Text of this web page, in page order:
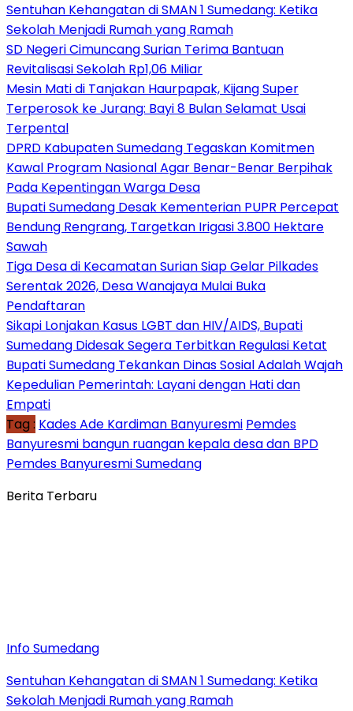
Sentuhan Kehangatan di SMAN 1 Sumedang: Ketika
Sekolah Menjadi Rumah yang Ramah
SD Negeri Cimuncang Surian Terima Bantuan
Revitalisasi Sekolah Rp1,06 Miliar
Mesin Mati di Tanjakan Haurpapak, Kijang Super
Terperosok ke Jurang: Bayi 8 Bulan Selamat Usai
Terpental
DPRD Kabupaten Sumedang Tegaskan Komitmen
Kawal Program Nasional Agar Benar-Benar Berpihak
Pada Kepentingan Warga Desa
Bupati Sumedang Desak Kementerian PUPR Percepat
Bendung Rengrang, Targetkan Irigasi 3.800 Hektare
Sawah
Tiga Desa di Kecamatan Surian Siap Gelar Pilkades
Serentak 2026, Desa Wanajaya Mulai Buka
Pendaftaran
Sikapi Lonjakan Kasus LGBT dan HIV/AIDS, Bupati
Sumedang Didesak Segera Terbitkan Regulasi Ketat
Bupati Sumedang Tekankan Dinas Sosial Adalah Wajah
Kepedulian Pemerintah: Layani dengan Hati dan
Empati
Tag : Kades Ade Kardiman Banyuresmi Pemdes
Banyuresmi bangun ruangan kepala desa dan BPD
Pemdes Banyuresmi Sumedang
Berita Terbaru
Info Sumedang
Sentuhan Kehangatan di SMAN 1 Sumedang: Ketika
Sekolah Menjadi Rumah yang Ramah